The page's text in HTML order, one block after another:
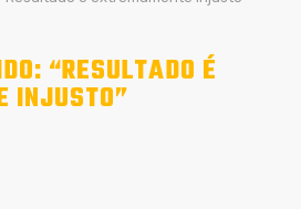
“RESULTADO É
INJUSTO”